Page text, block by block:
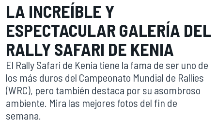
LA INCREÍBLE Y
ESPECTACULAR GALERÍA DEL
RALLY SAFARI DE KENIA
El Rally Safari de Kenia tiene la fama de ser uno de
los más duros del Campeonato Mundial de Rallies
(WRC), pero también destaca por su asombroso
ambiente. Mira las mejores fotos del fin de
semana.